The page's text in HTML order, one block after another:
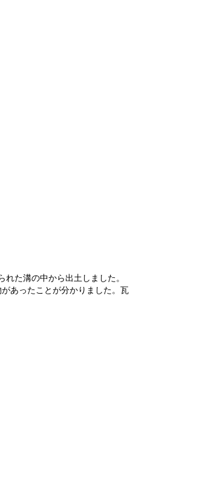
た溝の中から出土しました。
あったことが分かりました。瓦